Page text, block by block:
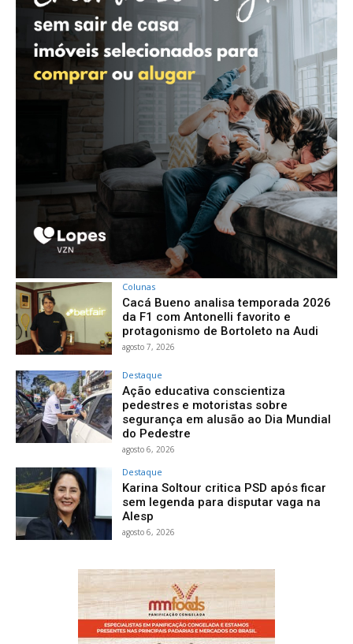
Colunas
Cacá Bueno analisa temporada 2026
da F1 com Antonelli favorito e
protagonismo de Bortoleto na Audi
agosto 7, 2026
Destaque
Ação educativa conscientiza
pedestres e motoristas sobre
segurança em alusão ao Dia Mundial
do Pedestre
agosto 6, 2026
Destaque
Karina Soltour critica PSD após ficar
sem legenda para disputar vaga na
Alesp
agosto 6, 2026